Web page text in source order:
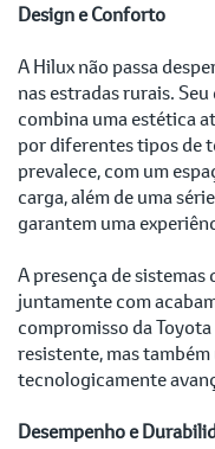
Design e Conforto
A Hilux não passa
nas estradas rurais.
combina uma estética
por diferentes tipos de
prevalece, com um
carga, além de uma
garantem uma
A presença de
juntamente com
compromisso da
resistente, mas
tecnologicamente
Desempenho e